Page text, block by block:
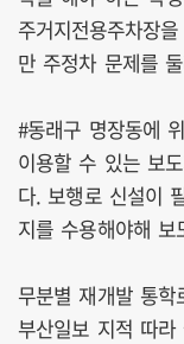
주거지전용주차장
만 주정차 문제를
#동래구 명장동에
이용할 수 있는 보
다. 보행로 신설이
지를 수용해야해
무분별 재개발 통학
부산일보 지적 따라